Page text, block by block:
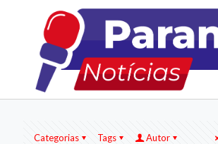
Categorias Tags Autor